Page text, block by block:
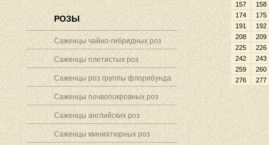
РОЗЫ
Саженцы чайно-гибридных роз
Саженцы плетистых роз
Саженцы роз группы флорибунда
Саженцы почвопокровных роз
Саженцы английских роз
Саженцы миниатюрных роз
157
158
174
175
191
192
208
209
225
226
242
243
259
260
276
277